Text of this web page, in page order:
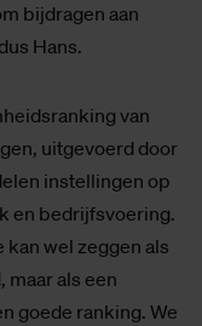
bijdragen aan
Hans.
van
uitgevoerd door
instellingen op
en bedrijfsvoering.
kan wel zeggen als
maar als een
goede ranking. We